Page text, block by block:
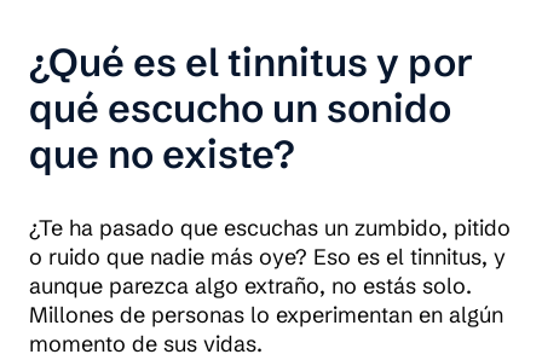
¿Qué es el tinnitus y por
qué escucho un sonido
que no existe?
¿Te ha pasado que escuchas un zumbido, pitido
o ruido que nadie más oye? Eso es el tinnitus, y
aunque parezca algo extraño, no estás solo.
Millones de personas lo experimentan en algún
momento de sus vidas.